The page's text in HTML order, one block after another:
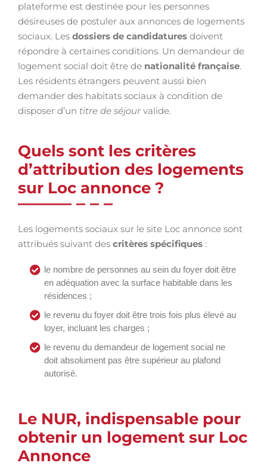
plateforme est destinée pour les personnes
désireuses de postuler aux annonces de logements
sociaux. Les dossiers de candidatures doivent
répondre à certaines conditions. Un demandeur de
logement social doit être de nationalité française.
Les résidents étrangers peuvent aussi bien
demander des habitats sociaux à condition de
disposer d’un titre de séjour valide.
Quels sont les critères
d’attribution des logements
sur Loc annonce ?
Les logements sociaux sur le site Loc annonce sont
attribués suivant des critères spécifiques :
le nombre de personnes au sein du foyer doit être
en adéquation avec la surface habitable dans les
résidences ;
le revenu du foyer doit être trois fois plus élevé au
loyer, incluant les charges ;
le revenu du demandeur de logement social ne
doit absolument pas être supérieur au plafond
autorisé.
Le NUR, indispensable pour
obtenir un logement sur Loc
Annonce